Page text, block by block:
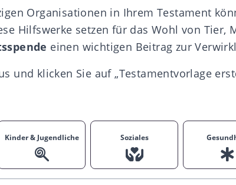
Organisationen in Ihrem Testament
Hilfswerke setzen für das Wohl von Tier,
einen wichtigen Beitrag zur
und klicken Sie auf „Testamentvorlage
Kinder & Jugendliche Soziales